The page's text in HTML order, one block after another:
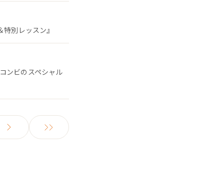
別レッスン』
ンビのスペシャル